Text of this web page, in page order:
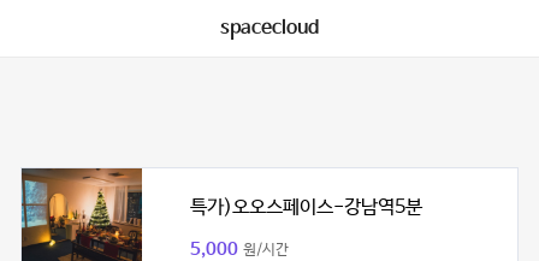
spacecloud
특가)오오스페이스-강남역5분
5,000 원/시간